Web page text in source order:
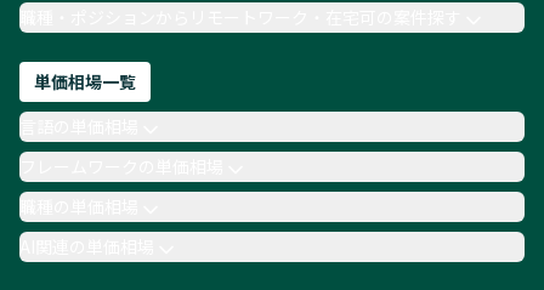
職種・ポジションからリモートワーク・在宅可の案件探す
単価相場一覧
職種の単価相場
AI関連の単価相場